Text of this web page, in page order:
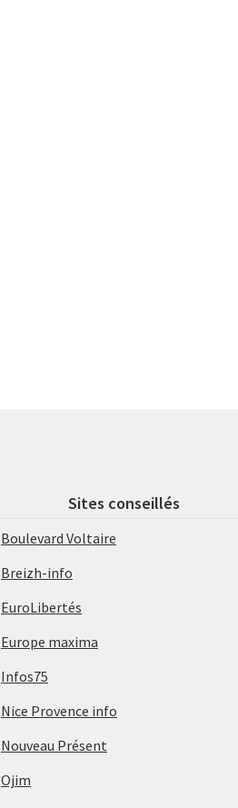
Sites conseillés
Boulevard Voltaire
Breizh-info
EuroLibertés
Europe maxima
Infos75
Nice Provence info
Nouveau Présent
Ojim